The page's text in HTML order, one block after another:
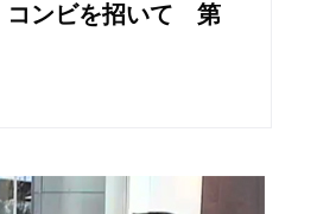
コンビを招いて 第